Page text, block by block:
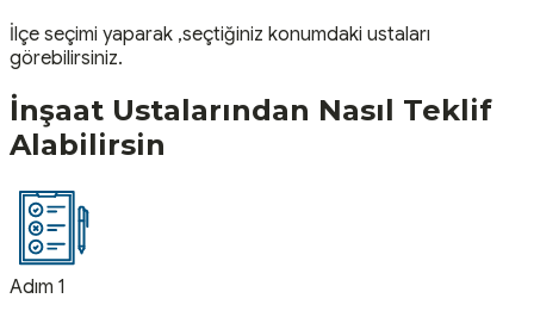
İlçe seçimi yaparak ,seçtiğiniz konumdaki ustaları
görebilirsiniz.
İnşaat Ustalarından Nasıl Teklif
Alabilirsin
Adım 1